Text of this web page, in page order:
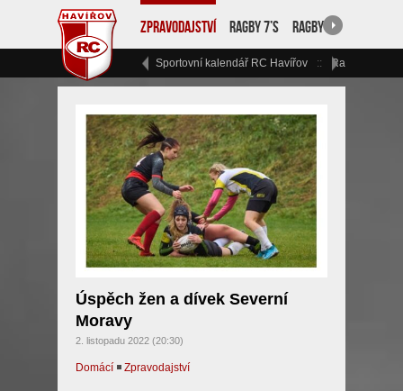
Zpravodajství Ragby 7’s Ragby 15
Sportovní kalendář RC Havířov Ragbyový
Úspěch žen a dívek Severní
Moravy
2. listopadu 2022 (20:30)
Domácí ◾ Zpravodajství